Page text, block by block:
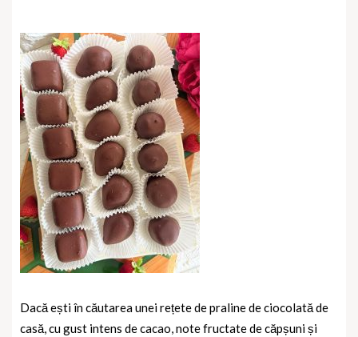
Dacă ești în căutarea unei rețete de praline de ciocolată de
casă, cu gust intens de cacao, note fructate de căpșuni și